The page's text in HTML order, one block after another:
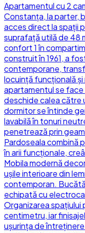
Apartamentul cu 2
Constanța, la parter,
acces direct la spații
suprafață utilă de 48
confort 1 în
construit în 1961, a
contemporane,
locuință funcțională
apartamentul se
deschide calea către
dormitor se întinde
lavabilă în tonuri
penetrează prin
Pardoseala combină
în arii funcționale,
Mobila modernă
ușile interioare din
contemporan.
echipată cu
Organizarea spațiului
centimetru, iar
ușurința de